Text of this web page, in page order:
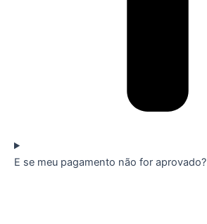
E se meu pagamento não for aprovado?